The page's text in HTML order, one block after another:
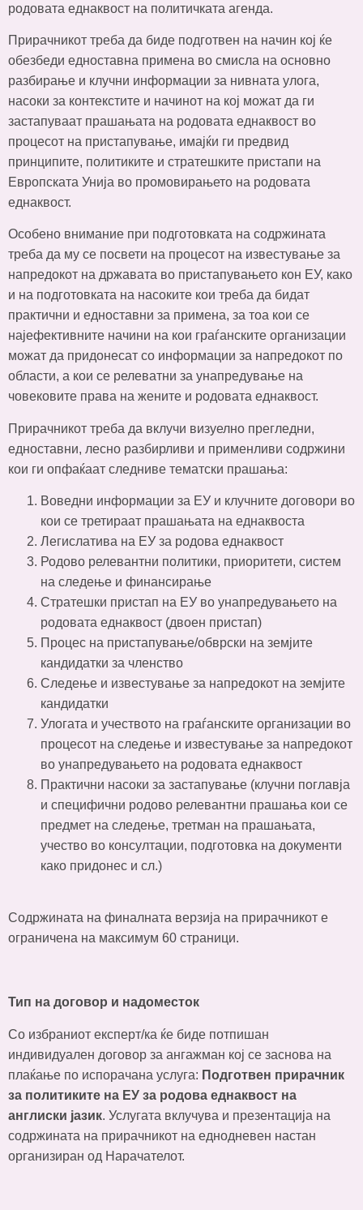
родовата еднаквост на политичката агенда.
Прирачникот треба да биде подготвен на начин кој ќе
обезбеди едноставна примена во смисла на основно
разбирање и клучни информации за нивната улога,
насоки за контекстите и начинот на кој можат да ги
застапуваат прашањата на родовата еднаквост во
процесот на пристапување, имајќи ги предвид
принципите, политиките и стратешките пристапи на
Европската Унија во промовирањето на родовата
еднаквост.
Особено внимание при подготовката на содржината
треба да му се посвети на процесот на известување за
напредокот на државата во пристапувањето кон ЕУ, како
и на подготовката на насоките кои треба да бидат
практични и едноставни за примена, за тоа кои се
најефективните начини на кои граѓанските организации
можат да придонесат со информации за напредокот по
области, а кои се релеватни за унапредување на
човековите права на жените и родовата еднаквост.
Прирачникот треба да вклучи визуелно прегледни,
едноставни, лесно разбирливи и применливи содржини
кои ги опфаќаат следниве тематски прашања:
Воведни информации за ЕУ и клучните договори во
кои се третираат прашањата на еднаквоста
Легислатива на ЕУ за родова еднаквост
Родово релевантни политики, приоритети, систем
на следење и финансирање
Стратешки пристап на ЕУ во унапредувањето на
родовата еднаквост (двоен пристап)
Процес на пристапување/обврски на земјите
кандидатки за членство
Следење и известување за напредокот на земјите
кандидатки
Улогата и учеството на граѓанските организации во
процесот на следење и известување за напредокот
во унапредувањето на родовата еднаквост
Практични насоки за застапување (клучни поглавја
и специфични родово релевантни прашања кои се
предмет на следење, третман на прашањата,
учество во консултации, подготовка на документи
како придонес и сл.)
Содржината на финалната верзија на прирачникот е
ограничена на максимум 60 страници.
Тип на договор и надоместок
Со избраниот експерт/ка ќе биде потпишан
индивидуален договор за ангажман кој се заснова на
плаќање по испорачана услуга: Подготвен прирачник
за политиките на ЕУ за родова еднаквост на
англиски јазик. Услугата вклучува и презентација на
содржината на прирачникот на еднодневен настан
организиран од Нарачателот.